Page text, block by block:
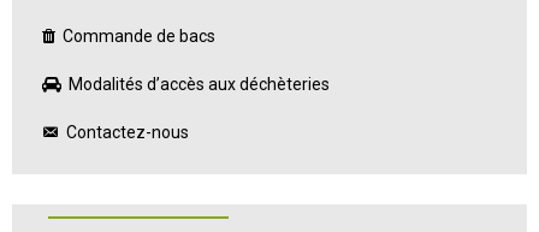
Commande de bacs
Modalités d’accès aux déchèteries
Contactez-nous